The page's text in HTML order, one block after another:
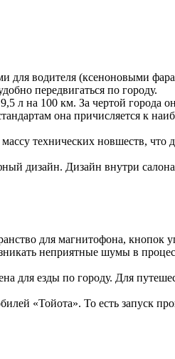
для водителя (ксеноновыми
передвигаться по городу.
л на 100 км. За чертой города
она причисляется к
технических новшеств,
дизайн. Дизайн внутри салона
для магнитофона, кнопок
неприятные шумы в
для езды по городу. Для
«Тойота». То есть запуск